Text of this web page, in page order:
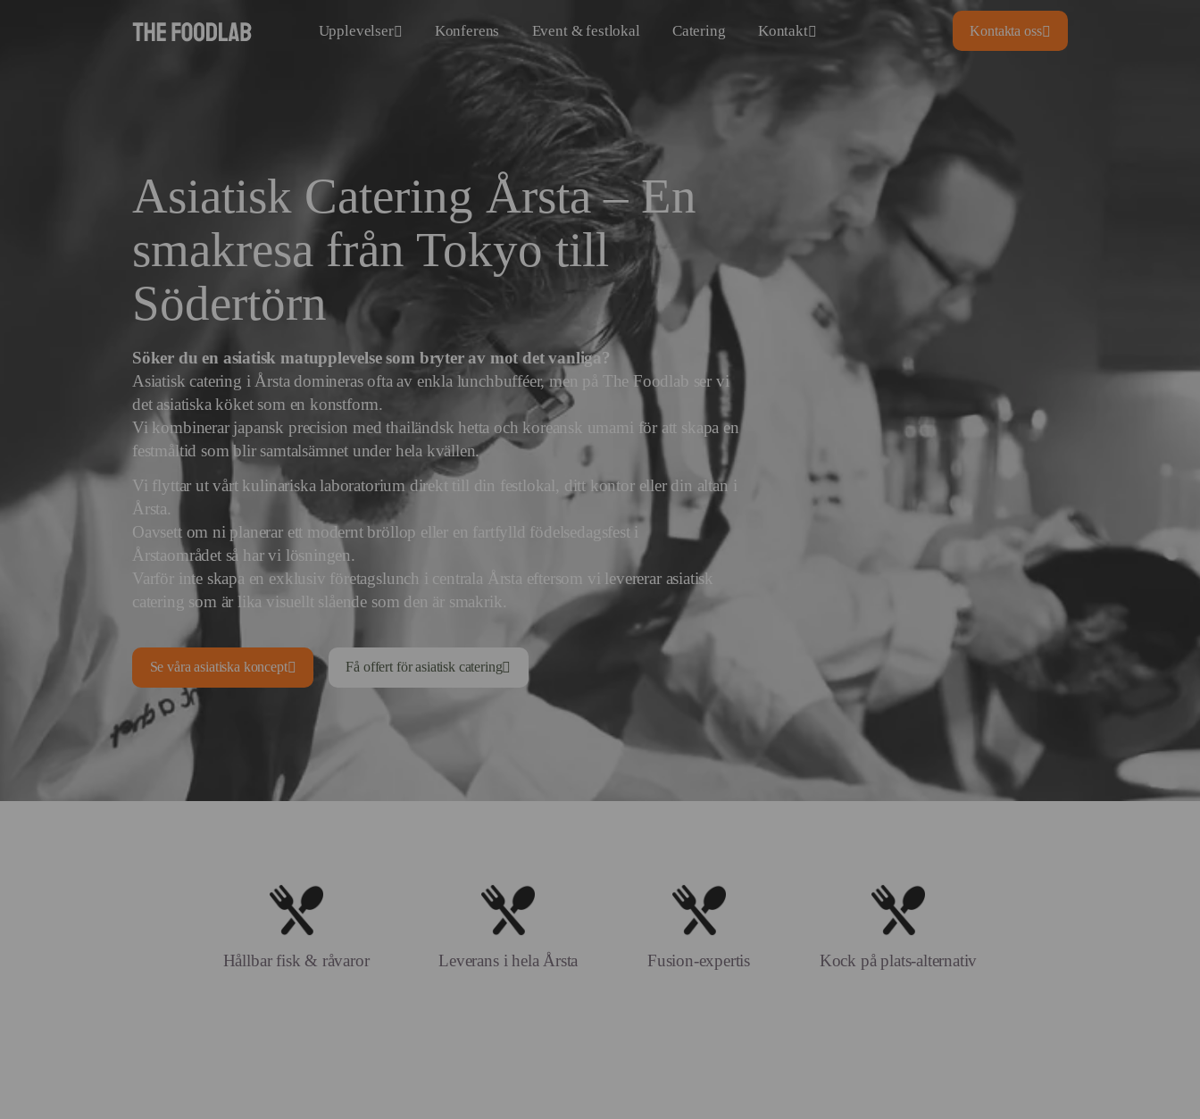
Upplevelser Konferens Event & festlokal Catering Kontakt Kontakta oss
Asiatisk Catering Årsta – En
smakresa från Tokyo till
Södertörn
Söker du en asiatisk matupplevelse som bryter av mot det vanliga?
Asiatisk catering i Årsta domineras ofta av enkla lunchbufféer, men på The Foodlab ser vi
det asiatiska köket som en konstform.
Vi kombinerar japansk precision med thailändsk hetta och koreansk umami för att skapa en
festmåltid som blir samtalsämnet under hela kvällen.
Vi flyttar ut vårt kulinariska laboratorium direkt till din festlokal, ditt kontor eller din altan i
Årsta.
Oavsett om ni planerar ett modernt bröllop eller en fartfylld födelsedagsfest i
Årstaområdet så har vi lösningen.
Varför inte skapa en exklusiv företagslunch i centrala Årsta eftersom vi levererar asiatisk
catering som är lika visuellt slående som den är smakrik.
Se våra asiatiska koncept Få offert för asiatisk catering
Hållbar fisk & råvaror Leverans i hela Årsta Fusion-expertis Kock på plats-alternativ